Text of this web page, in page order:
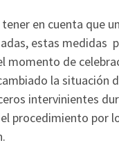
en cuenta que
estas medidas
momento de
la situación
intervinientes
procedimiento por